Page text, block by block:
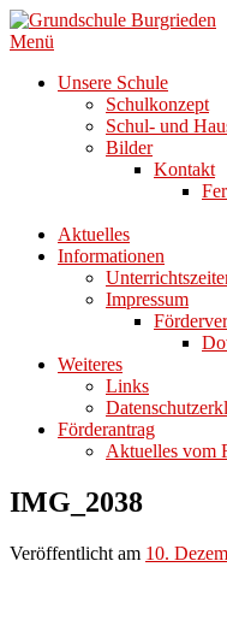
Zum
Inhalt
Menü
Unsere Schule
Schulkonzept
Schul- und
Bilder
Kontakt
Aktuelles
Informationen
Impressum
Weiteres
Links
Förderantrag
Aktuelles vom
IMG_2038
Veröffentlicht am 10.